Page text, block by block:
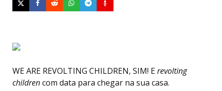
WE ARE REVOLTING CHILDREN, SIM! Erevolting
childrencom data para chegar na sua casa.